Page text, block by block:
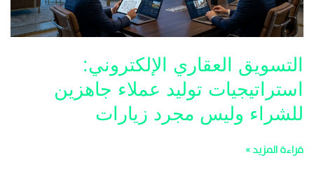
التسويق العقاري الإلكتروني:
استراتيجيات توليد عملاء جاهزين
للشراء وليس مجرد زيارات
للشراء
وليس
زيارات
قراءة المزيد »